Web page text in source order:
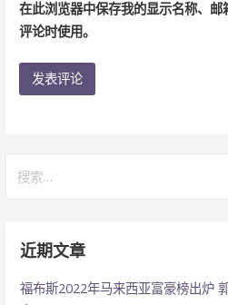
在此浏览器中保存我的显示名称、
评论时使用。
索：
近期文章
福布斯2022年马来西亚富豪榜出炉